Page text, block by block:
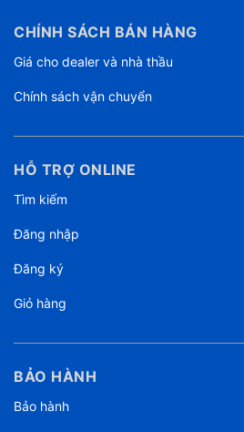
CHÍNH SÁCH BÁN HÀNG
Giá cho dealer và nhà thầu
Chính sách vận chuyển
HỖ TRỢ ONLINE
Tìm kiếm
Đăng nhập
Đăng ký
Giỏ hàng
BẢO HÀNH
Bảo hành